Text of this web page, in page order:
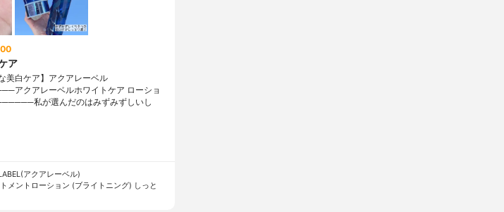
ア
美白ケア】アクアレーベル
クアレーベルホワイトケア ローショ
私が選んだのはみずみずしいし
アクアレーベル)
トメントローション (ブライトニング) しっと